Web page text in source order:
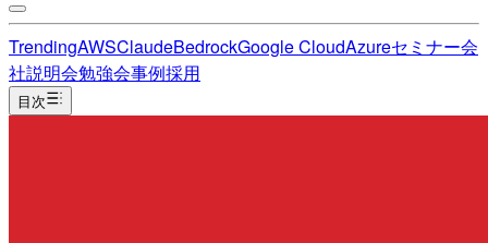
TrendingAWSClaudeBedrockGoogle CloudAzureセミナー会
社説明会勉強会事例採用
目次